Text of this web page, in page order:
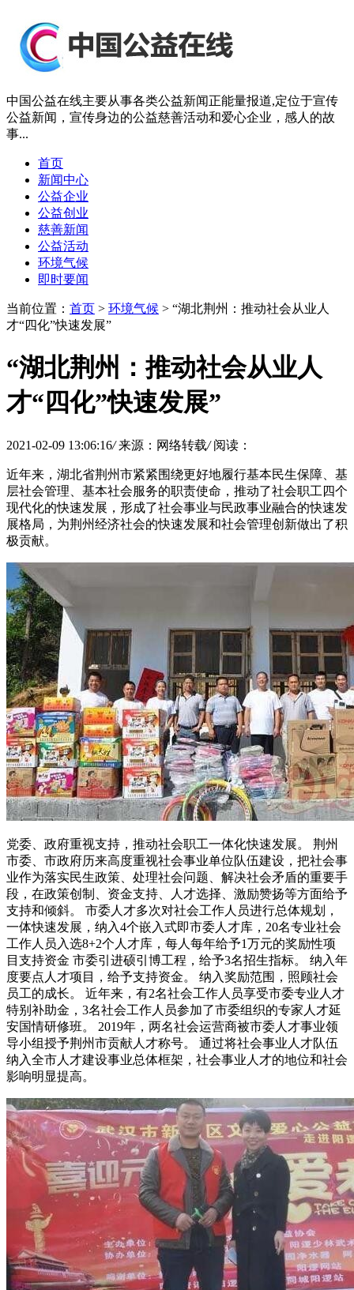
中国公益在线主要从事各类公益新闻正能量报道,定位于宣传
公益新闻，宣传身边的公益慈善活动和爱心企业，感人的故
事...
首页
新闻中心
公益企业
公益创业
慈善新闻
公益活动
环境气候
即时要闻
当前位置： 首页 > 环境气候 > “湖北荆州：推动社会从业人
才“四化”快速发展”
“湖北荆州：推动社会从业人
才“四化”快速发展”
2021-02-09 13:06:16/ 来源：网络转载/ 阅读：
近年来，湖北省荆州市紧紧围绕更好地履行基本民生保障、基
层社会管理、基本社会服务的职责使命，推动了社会职工四个
现代化的快速发展，形成了社会事业与民政事业融合的快速发
展格局，为荆州经济社会的快速发展和社会管理创新做出了积
极贡献。
党委、政府重视支持，推动社会职工一体化快速发展。 荆州
市委、市政府历来高度重视社会事业单位队伍建设，把社会事
业作为落实民生政策、处理社会问题、解决社会矛盾的重要手
段，在政策创制、资金支持、人才选择、激励赞扬等方面给予
支持和倾斜。 市委人才多次对社会工作人员进行总体规划，
一体快速发展，纳入4个嵌入式即市委人才库，20名专业社会
工作人员入选8+2个人才库，每人每年给予1万元的奖励性项
目支持资金 市委引进硕引博工程，给予3名招生指标。 纳入年
度要点人才项目，给予支持资金。 纳入奖励范围，照顾社会
员工的成长。 近年来，有2名社会工作人员享受市委专业人才
特别补助金，3名社会工作人员参加了市委组织的专家人才延
安国情研修班。 2019年，两名社会运营商被市委人才事业领
导小组授予荆州市贡献人才称号。 通过将社会事业人才队伍
纳入全市人才建设事业总体框架，社会事业人才的地位和社会
影响明显提高。